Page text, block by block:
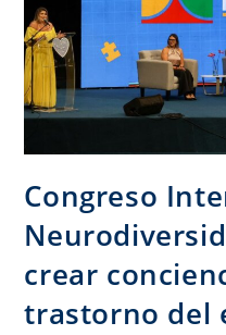
Congreso
crear
trastorno del